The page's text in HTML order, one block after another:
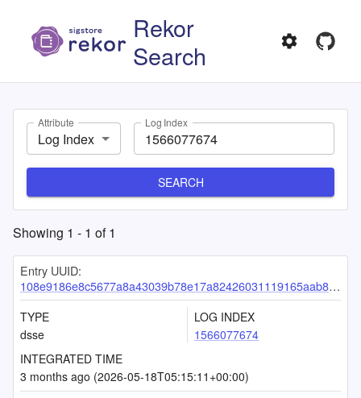
Rekor
Search
Attribute
Log Index
Log Index
SEARCH
Showing 1 - 1 of1
Entry UUID:
108e9186e8c5677a8a43039b78e17a82426031119165aab88e001b961ec450c1276e73c3bc59d05e
TYPE
dsse
LOG INDEX
1566077674
INTEGRATED TIME
3 months ago (2026-05-18T05:15:11+00:00)